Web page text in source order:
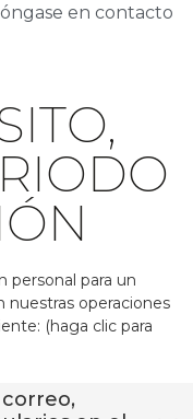
en contacto
personal para un
nuestras operaciones
(haga clic para